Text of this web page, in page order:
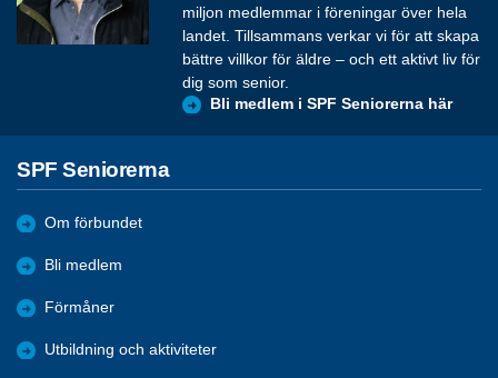
miljon medlemmar i föreningar över hela
landet. Tillsammans verkar vi för att skapa
bättre villkor för äldre – och ett aktivt liv för
dig som senior.
Bli medlem i SPF Seniorerna här
SPF Seniorerna
Om förbundet
Bli medlem
Förmåner
Utbildning och aktiviteter